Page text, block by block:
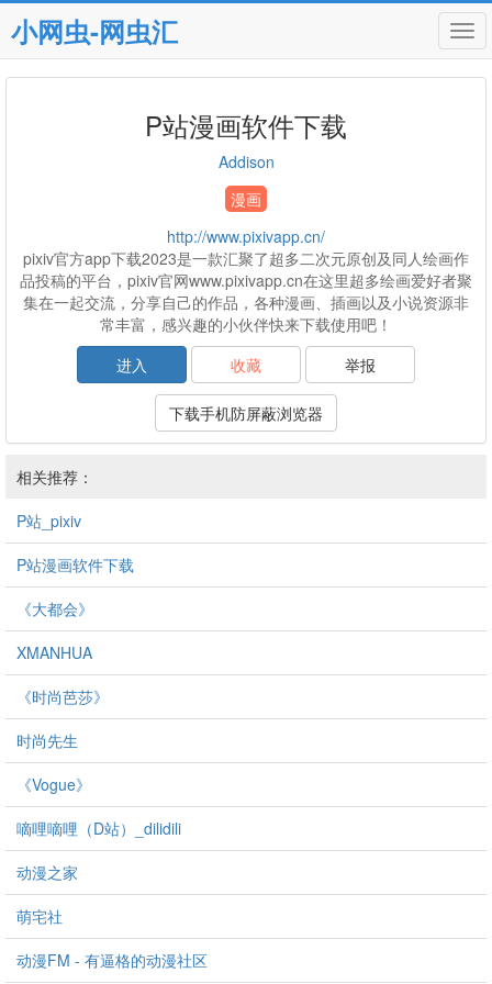
小网虫-网虫汇
P站漫画软件下载
Addison
漫画
http://www.pixivapp.cn/
pixiv官方app下载2023是一款汇聚了超多二次元原创及同人绘画作
品投稿的平台，pixiv官网www.pixivapp.cn在这里超多绘画爱好者聚
集在一起交流，分享自己的作品，各种漫画、插画以及小说资源非
常丰富，感兴趣的小伙伴快来下载使用吧！
进入
收藏 举报
下载手机防屏蔽浏览器
相关推荐：
P站_pixiv
P站漫画软件下载
《大都会》
XMANHUA
《时尚芭莎》
时尚先生
《Vogue》
嘀哩嘀哩（D站）_dilidili
动漫之家
萌宅社
动漫FM - 有逼格的动漫社区